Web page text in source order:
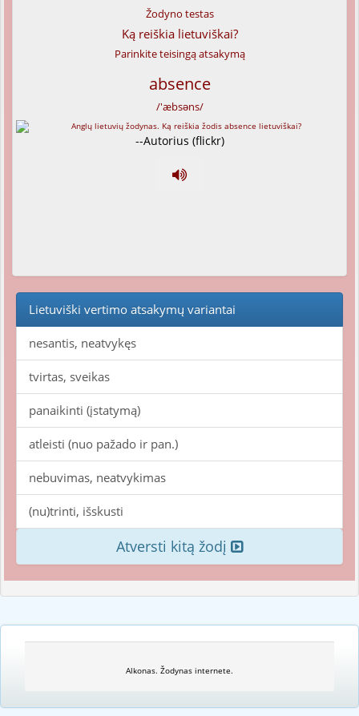
Žodyno testas
Ką reiškia lietuviškai?
Parinkite teisingą atsakymą
absence
/'æbsəns/
--Autorius (flickr)
Lietuviški vertimo atsakymų variantai
nesantis, neatvykęs
tvirtas, sveikas
panaikinti (įstatymą)
atleisti (nuo pažado ir pan.)
nebuvimas, neatvykimas
(nu)trinti, išskusti
Atversti kitą žodį
Alkonas. Žodynas internete.